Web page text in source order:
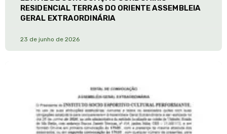
RESIDENCIAL TERRAS DO ORIENTE ASSEMBLEIA
GERAL EXTRAORDINÁRIA
23 de junho de 2026